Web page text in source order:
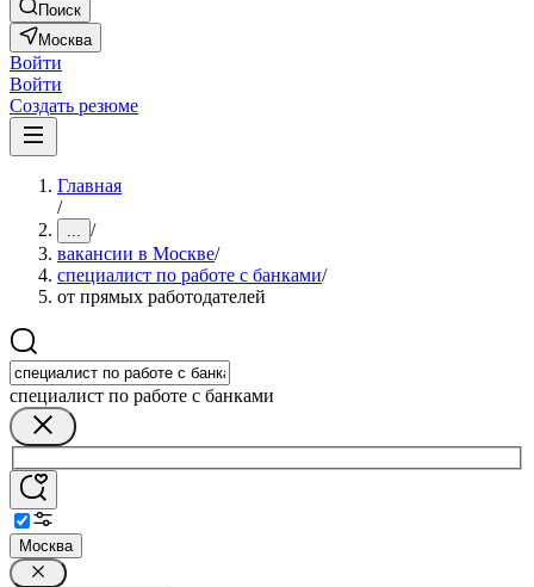
Поиск
Москва
Войти
Войти
Создать резюме
Главная
/
... /
вакансии в Москве/
специалист по работе с банками/
от прямых работодателей
специалист по работе с банками
Москва